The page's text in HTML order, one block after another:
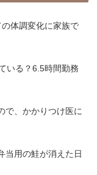
体調変化に家族で
いる？6.5時間勤務
で、かかりつけ医に
当用の鮭が消えた日